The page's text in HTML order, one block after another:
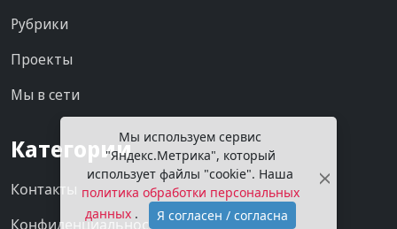
Рубрики
Проекты
Мы в сети
Категории
Контакты
Конфиденциальность
Мы используем сервис
"Яндекс.Метрика", который
использует файлы "cookie". Наша
политика обработки персональных
данных . Я согласен / согласна